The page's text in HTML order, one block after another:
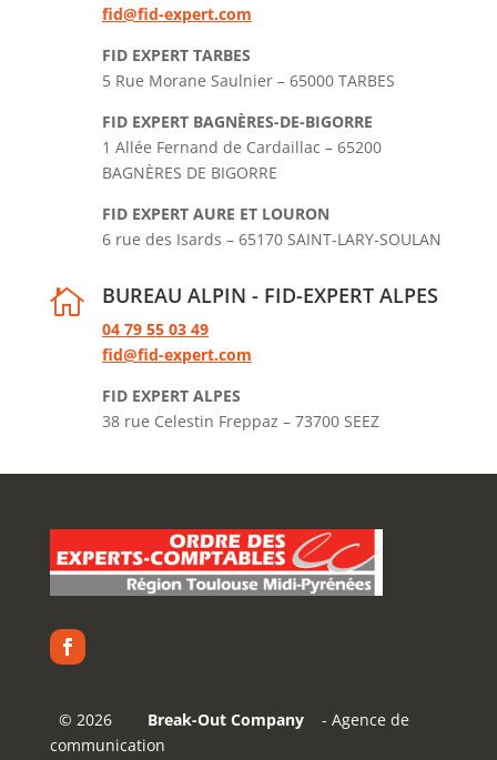
fid@fid-expert.com
FID EXPERT TARBES
5 Rue Morane Saulnier – 65000 TARBES
FID EXPERT BAGNÈRES-DE-BIGORRE
1 Allée Fernand de Cardaillac – 65200
BAGNÈRES DE BIGORRE
FID EXPERT AURE ET LOURON
6 rue des Isards – 65170 SAINT-LARY-SOULAN
 BUREAU ALPIN - FID-EXPERT ALPES
04 79 55 03 49
fid@fid-expert.com
FID EXPERT ALPES
38 rue Celestin Freppaz – 73700 SEEZ
© 2026 Break-Out Company
- Agence de
communication